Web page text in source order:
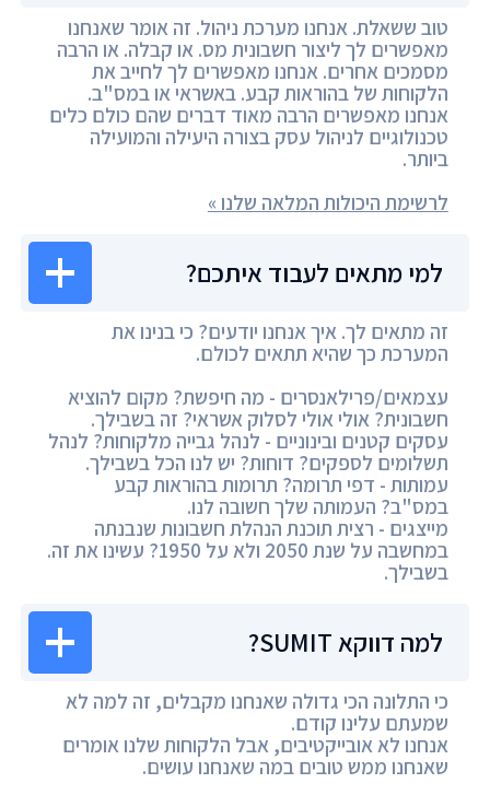
טוב ששאלת. אנחנו מערכת ניהול. זה אומר שאנחנו
מאפשרים לך ליצור חשבונית מס. או קבלה. או הרבה
מסמכים אחרים. אנחנו מאפשרים לך לחייב את
הלקוחות של בהוראות קבע. באשראי או במס"ב.
אנחנו מאפשרים הרבה מאוד דברים שהם כולם כלים
טכנולוגיים לניהול עסק בצורה היעילה והמועילה
ביותר.
לרשימת היכולות המלאה שלנו »
למי מתאים לעבוד איתכם?
זה מתאים לך. איך אנחנו יודעים? כי בנינו את
המערכת כך שהיא תתאים לכולם.
עצמאים/פרילאנסרים - מה חיפשת? מקום להוציא
חשבונית? אולי אולי לסלוק אשראי? זה בשבילך.
עסקים קטנים ובינוניים - לנהל גבייה מלקוחות? לנהל
תשלומים לספקים? דוחות? יש לנו הכל בשבילך.
עמותות - דפי תרומה? תרומות בהוראות קבע
במס"ב? העמותה שלך חשובה לנו.
מייצגים - רצית תוכנת הנהלת חשבונות שנבנתה
במחשבה על שנת 2050 ולא על 1950? עשינו את זה.
בשבילך.
למה דווקא SUMIT?
כי התלונה הכי גדולה שאנחנו מקבלים, זה למה לא
שמעתם עלינו קודם.
אנחנו לא אובייקטיבים, אבל הלקוחות שלנו אומרים
שאנחנו ממש טובים במה שאנחנו עושים.